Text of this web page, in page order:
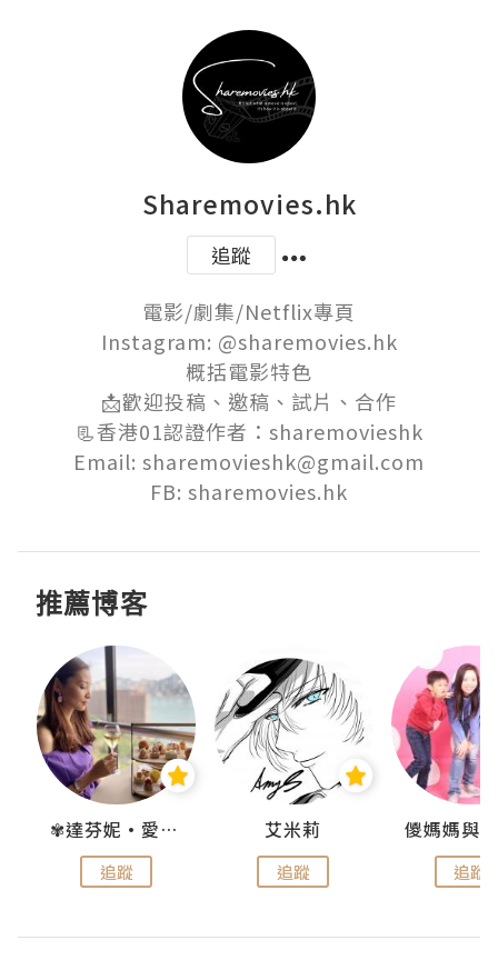
Sharemovies.hk
追蹤
電影/劇集/Netflix專頁
Instagram: @sharemovies.hk
概括電影特色
📩歡迎投稿、邀稿、試片、合作
📃香港01認證作者：sharemovieshk
Email: sharemovieshk@gmail.com
FB: sharemovies.hk
推薦博客
✾達芬妮•愛孩子•愛生活✾
追蹤
艾米莉
追蹤 追蹤